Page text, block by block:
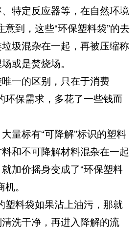
特定反应器等，在自然环境
意到，这些“环保塑料袋”的去
圾混杂在一起，再被压缩称
或是焚烧场。
一的区别，只在于消费
环保需求，多花了一些钱而
标有“可降解”标识的塑料
和不可降解材料混杂在一起
加价摇身变成了“环保塑料
。
料袋如果沾上油污，那就
洗干净，再进入降解的流